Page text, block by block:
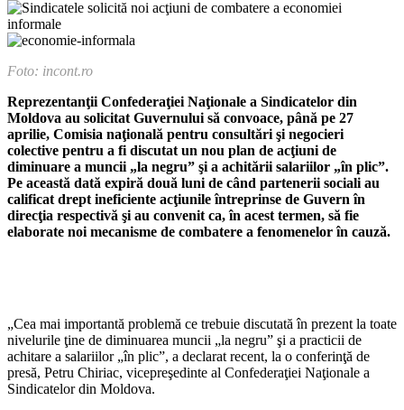
Foto: incont.ro
Reprezentanţii Confederaţiei Naţionale a Sindicatelor din
Moldova au solicitat Guver­nului să convoace, până pe 27
aprilie, Comisia naţională pentru consultări şi negocieri
colective pentru a fi discutat un nou plan de acţiuni de
diminuare a muncii „la negru” şi a achitării salariilor „în plic”.
Pe această dată expiră două luni de când partenerii sociali au
calificat drept ineficiente acţiunile întreprinse de Guvern în
direcţia respec­tivă şi au convenit ca, în acest termen, să fie
elaborate noi mecanisme de combatere a fenomenelor în cauză.
„Cea mai importantă proble­mă ce trebuie discutată în pre­zent la toate
nivelurile ţine de diminuarea muncii „la negru” şi a practicii de
achitare a salariilor „în plic”, a declarat recent, la o conferinţă de
presă, Petru Chiri­ac, vicepreşedinte al Confedera­ţiei Naţionale a
Sindicatelor din Moldova.